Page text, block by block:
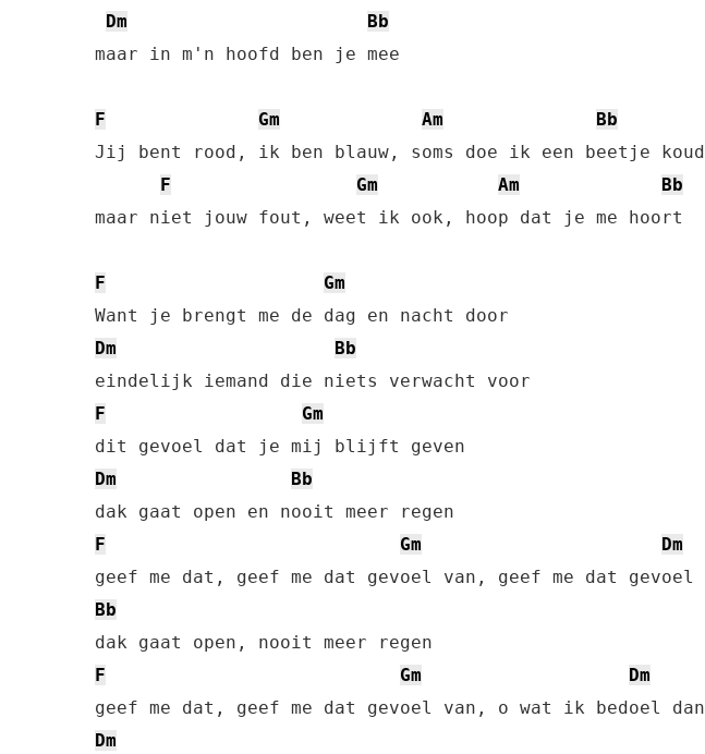
Dm
Bb
maar in m'n hoofd ben je mee
F Gm Am
Bb
Jij bent rood, ik ben blauw, soms doe ik een beetje koud
F
Gm Am
Bb
maar niet jouw fout, weet ik ook, hoop dat je me hoort
F
Gm
Dm
Bb
F
Gm
Dm
Bb
F
Gm
Dm
Bb
F
Gm
Dm
Dm